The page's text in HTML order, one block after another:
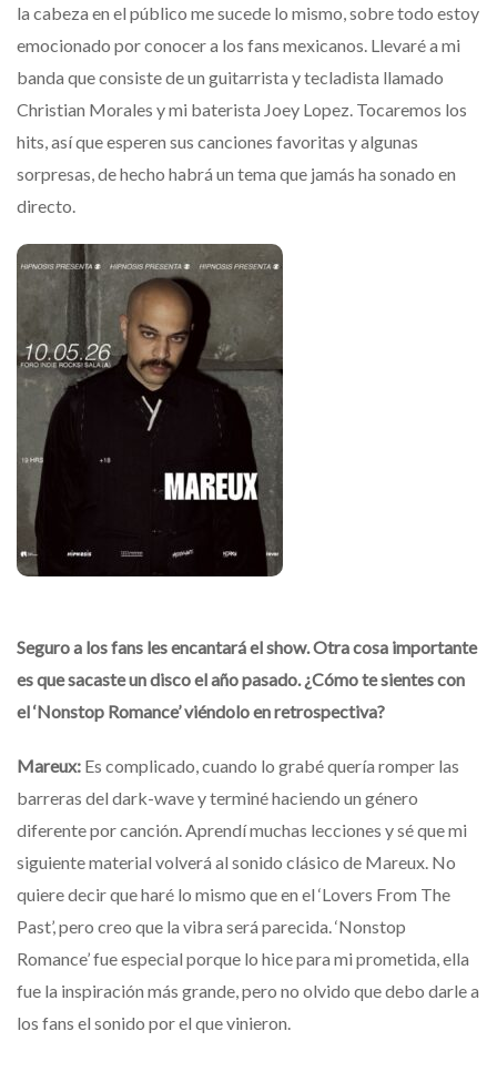
la cabeza en el público me sucede lo mismo, sobre todo estoy
emocionado por conocer a los fans mexicanos. Llevaré a mi
banda que consiste de un guitarrista y tecladista llamado
Christian Morales y mi baterista Joey Lopez. Tocaremos los
hits, así que esperen sus canciones favoritas y algunas
sorpresas, de hecho habrá un tema que jamás ha sonado en
directo.
Seguro a los fans les encantará el show. Otra cosa importante
es que sacaste un disco el año pasado. ¿Cómo te sientes con
el ‘Nonstop Romance’ viéndolo en retrospectiva?
Mareux: Es complicado, cuando lo grabé quería romper las
barreras del dark-wave y terminé haciendo un género
diferente por canción. Aprendí muchas lecciones y sé que mi
siguiente material volverá al sonido clásico de Mareux. No
quiere decir que haré lo mismo que en el ‘Lovers From The
Past’, pero creo que la vibra será parecida. ‘Nonstop
Romance’ fue especial porque lo hice para mi prometida, ella
fue la inspiración más grande, pero no olvido que debo darle a
los fans el sonido por el que vinieron.